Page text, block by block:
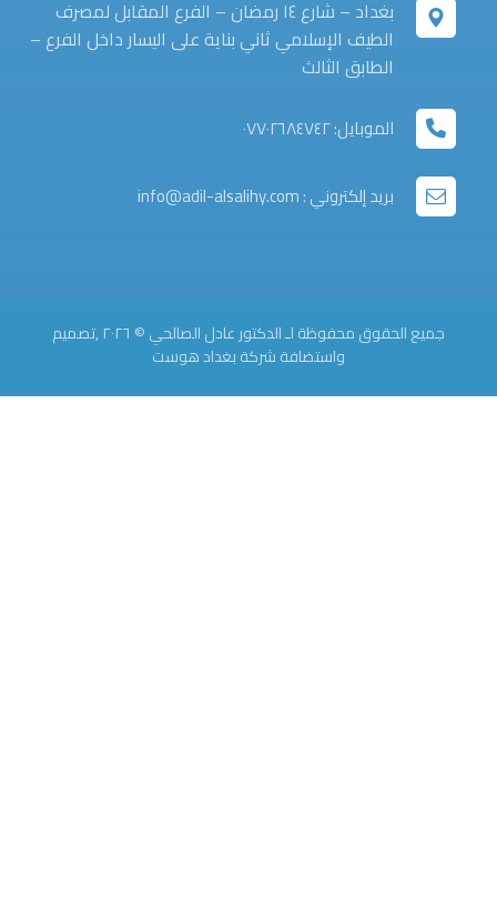
بغداد – شارع ١٤ رمضان – الفرع المقابل لمصرف
الطيف الإسلامي ثاني بناية على اليسار داخل الفرع –
الطابق الثالث
الموبايل: ٠٧٧٠٢٦٨٤٧٤٢
بريد إلكتروني : info@adil-alsalihy.com
جميع الحقوق محفوظة لـ الدكتور عادل الصالحي © ٢٠٢٦ ,تصميم
واستضافة شركةبغداد هوست